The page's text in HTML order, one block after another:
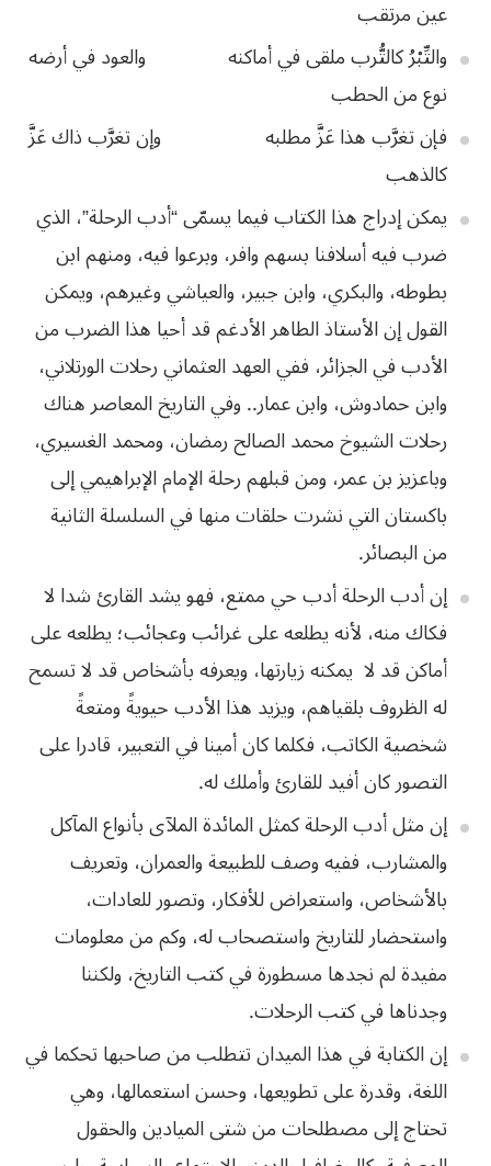
عينمرتقب
والتِّبْرُكالتُّربملقىفيأماكنه والعودفيأرضه
نوعمنالحطب
فإنتغرَّبهذاعَزَّمطلبه وإنتغرَّبذاكعَزَّ
كالذهب
يمكن إدراج هذاالكتاب فيما يسمّى “أدب الرحلة”، الذي
ضرب فيه أسلافنا بسهم وافر، وبرعوا فيه، ومنهم ابن
بطوطه، والبكري، وابن جبير، والعياشي وغيرهم، ويمكن
القول إن الأستاذالطاهر الأدغم قد أحيا هذا الضرب من
الأدب في الجزائر، ففي العهد العثماني رحلاتالورتلاني،
وابن حمادوش، وابن عمار.. وفي التاريخ المعاصر هناك
رحلات الشيوخ محمدالصالح رمضان، ومحمد الغسيري،
وباعزيز بن عمر، ومن قبلهم رحلة الإمام الإبراهيميإلى
باكستان التي نشرت حلقات منها في السلسلة الثانية
منالبصائر.
إن أدب الرحلة أدبحي ممتع، فهو يشد القارئ شدا لا
فكاك منه، لأنه يطلعه على غرائب وعجائب؛ يطلعه على
أماكن قد لا يمكنه زيارتها، ويعرفه بأشخاصقد لا تسمح
له الظروف بلقياهم، ويزيد هذا الأدب حيويةً ومتعةً
شخصية الكاتب، فكلماكان أمينا في التعبير، قادرا على
التصوركانأفيدللقارئوأملكله.
إن مثل أدب الرحلةكمثل المائدة الملآى بأنواع المآكل
والمشارب، ففيه وصف للطبيعة والعمران، وتعريف
بالأشخاص، واستعراض للأفكار، وتصور للعادات،
واستحضار للتاريخ واستصحاب له، وكم منمعلومات
مفيدة لم نجدها مسطورة في كتب التاريخ، ولكننا
وجدناها في كتبالرحلات.
إن الكتابة في هذاالميدان تتطلب من صاحبها تحكما في
اللغة، وقدرة على تطويعها، وحسن استعمالها، وهي
تحتاج إلى مصطلحات من شتى الميادين والحقول